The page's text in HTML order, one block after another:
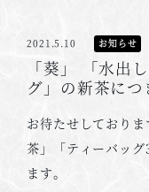
2021.5.10 お知らせ
「葵」 「水出
グ」の新茶につ
お待たせしており
茶」「ティーバッ
ます。